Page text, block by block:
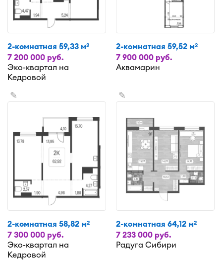
2-комнатная 59,33 м2
7 200 000 руб.
Эко-квартал на
Кедровой
2-комнатная 59,52 м2
7 900 000 руб.
Аквамарин
✎
2-комнатная 58,82 м2
7 300 000 руб.
Эко-квартал на
Кедровой
✎
2-комнатная 64,12 м2
7 233 000 руб.
Радуга Сибири